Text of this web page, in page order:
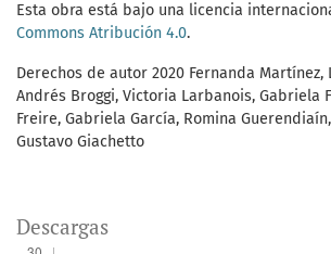
Esta obra está bajo una licencia
Commons Atribución 4.0.
Derechos de autor 2020 Fernanda Martínez,
Andrés Broggi, Victoria Larbanois, Gabriela
Freire, Gabriela García, Romina
Gustavo Giachetto
Descargas